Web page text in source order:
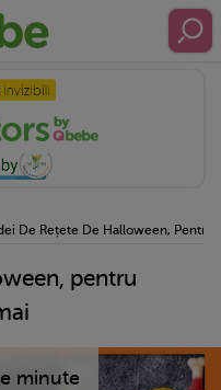
De Rețete De Halloween, Pentru
pentru
minute